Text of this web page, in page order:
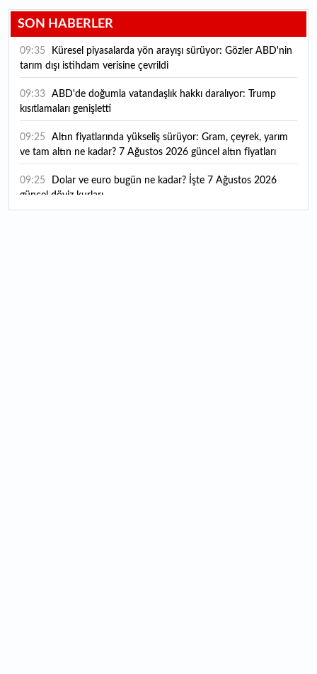
SON HABERLER
09:35
tarım dışı istihdam verisine çevrildi
09:33
kısıtlamaları genişletti
09:25
ve tam altın ne kadar? 7 Ağustos 2026 güncel altın fiyatları
09:25
güncel döviz kurları